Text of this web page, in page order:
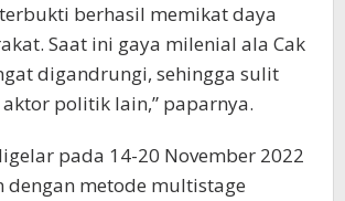
berhasil memikat daya
Saat ini gaya milenial ala Cak
digandrungi, sehingga sulit
politik lain,” paparnya.
pada 14-20 November 2022
dengan metode multistage